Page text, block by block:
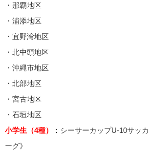
・那覇地区
・浦添地区
・宜野湾地区
・北中頭地区
・沖縄市地区
・北部地区
・宮古地区
・石垣地区
小学生（4種）
： シーサーカップU-10サッ
ーグ》